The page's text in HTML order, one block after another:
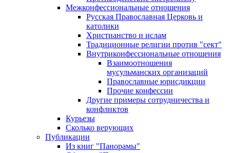
Межконфессиональные отношения
Русская Православная Церковь и
католики
Христианство и ислам
Традиционные религии против "сект"
Внутриконфессиональные отношения
Взаимоотношения
мусульманских организаций
Православные юрисдикции
Прочие конфессии
Другие примеры сотрудничества и
конфликтов
Курьезы
Сколько верующих
Публикации
Из книг "Панорамы"